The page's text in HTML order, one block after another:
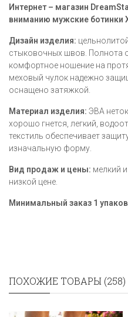
Интернет – магазин
вниманию мужские ботинки
Дизайн изделия:
стыковочных швов. Полнота
комфортное ношение на
меховый чулок надежно
оснащено затяжкой.
Материал изделия: ЭВА
хорошо гнется, легкий,
текстиль обеспечивает
изначальную форму.
Вид продаж и цены: мелкий
низкой цене.
Минимальный заказ 1
ПОХОЖИЕ ТОВАРЫ (258)